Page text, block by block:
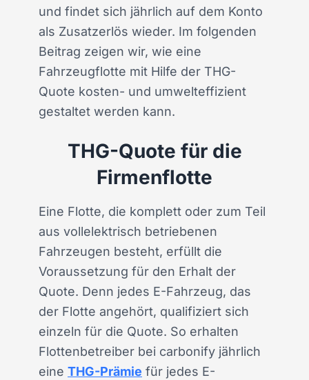
und findet sich jährlich auf dem Konto
als Zusatzerlös wieder. Im folgenden
Beitrag zeigen wir, wie eine
Fahrzeugflotte mit Hilfe der THG-
Quote kosten- und umwelteffizient
gestaltet werden kann.
THG-Quote für die
Firmenflotte
Eine Flotte, die komplett oder zum Teil
aus vollelektrisch betriebenen
Fahrzeugen besteht, erfüllt die
Voraussetzung für den Erhalt der
Quote. Denn jedes E-Fahrzeug, das
der Flotte angehört, qualifiziert sich
einzeln für die Quote. So erhalten
Flottenbetreiber bei carbonify jährlich
eine THG-Prämie für jedes E-